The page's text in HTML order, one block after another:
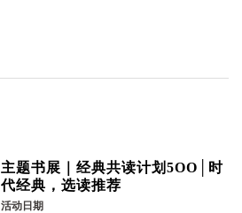
主题书展｜经典共读计划5OO│时
代经典，选读推荐
活动日期